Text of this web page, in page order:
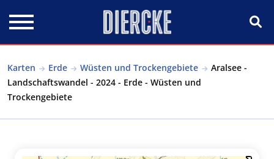
Karten Erde Wüsten und Trockengebiete
Aralsee -
Landschaftswandel - 2024 - Erde - Wüsten und
Trockengebiete